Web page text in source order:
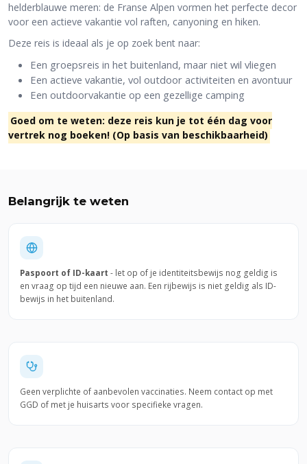
helderblauwe meren: de Franse Alpen vormen het perfecte decor
voor een actieve vakantie vol raften, canyoning en hiken.
Deze reis is ideaal als je op zoek bent naar:
Een groepsreis in het buitenland, maar niet wil vliegen
Een actieve vakantie, vol outdoor activiteiten en avontuur
Een outdoorvakantie op een gezellige camping
Goed om te weten: deze reis kun je tot één dag voor
vertrek nog boeken! (Op basis van beschikbaarheid)
Belangrijk te weten
Paspoort of ID-kaart - let op of je identiteitsbewijs nog geldig is
en vraag op tijd een nieuwe aan. Een rijbewijs is niet geldig als ID-
bewijs in het buitenland.
Geen verplichte of aanbevolen vaccinaties. Neem contact op met
GGD of met je huisarts voor specifieke vragen.